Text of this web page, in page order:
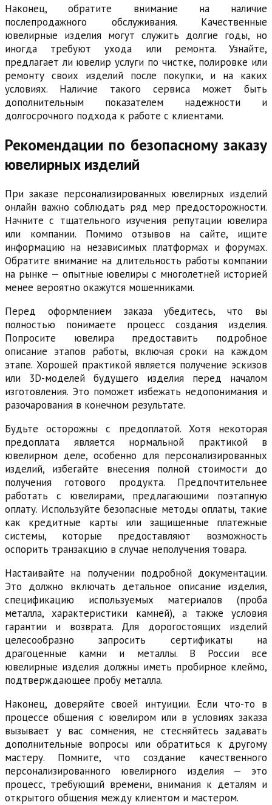
Наконец, обратите внимание на наличие
послепродажного обслуживания. Качественные
ювелирные изделия могут служить долгие годы, но
иногда требуют ухода или ремонта. Узнайте,
предлагает ли ювелир услуги по чистке, полировке или
ремонту своих изделий после покупки, и на каких
условиях. Наличие такого сервиса может быть
дополнительным показателем надежности и
долгосрочного подхода к работе с клиентами.
Рекомендации по безопасному заказу
ювелирных изделий
При заказе персонализированных ювелирных изделий
онлайн важно соблюдать ряд мер предосторожности.
Начните с тщательного изучения репутации ювелира
или компании. Помимо отзывов на сайте, ищите
информацию на независимых платформах и форумах.
Обратите внимание на длительность работы компании
на рынке — опытные ювелиры с многолетней историей
менее вероятно окажутся мошенниками.
Перед оформлением заказа убедитесь, что вы
полностью понимаете процесс создания изделия.
Попросите ювелира предоставить подробное
описание этапов работы, включая сроки на каждом
этапе. Хорошей практикой является получение эскизов
или 3D-моделей будущего изделия перед началом
изготовления. Это поможет избежать недопонимания и
разочарования в конечном результате.
Будьте осторожны с предоплатой. Хотя некоторая
предоплата является нормальной практикой в
ювелирном деле, особенно для персонализированных
изделий, избегайте внесения полной стоимости до
получения готового продукта. Предпочтительнее
работать с ювелирами, предлагающими поэтапную
оплату. Используйте безопасные методы оплаты, такие
как кредитные карты или защищенные платежные
системы, которые предоставляют возможность
оспорить транзакцию в случае неполучения товара.
Настаивайте на получении подробной документации.
Это должно включать детальное описание изделия,
спецификацию используемых материалов (проба
металла, характеристики камней), а также условия
гарантии и возврата. Для дорогостоящих изделий
целесообразно запросить сертификаты на
драгоценные камни и металлы. В России все
ювелирные изделия должны иметь пробирное клеймо,
подтверждающее пробу металла.
Наконец, доверяйте своей интуиции. Если что-то в
процессе общения с ювелиром или в условиях заказа
вызывает у вас сомнения, не стесняйтесь задавать
дополнительные вопросы или обратиться к другому
мастеру. Помните, что создание качественного
персонализированного ювелирного изделия — это
процесс, требующий времени, внимания к деталям и
открытого общения между клиентом и мастером.